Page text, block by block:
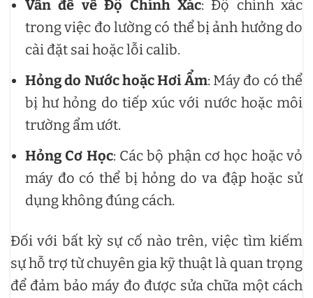
Vấn đề về Độ Chính Xác: Độ chính xác
trong việc đo lường có thể bị ảnh hưởng do
cài đặt sai hoặc lỗi calib.
Hỏng do Nước hoặc Hơi Ẩm: Máy đo có thể
bị hư hỏng do tiếp xúc với nước hoặc môi
trường ẩm ướt.
Hỏng Cơ Học: Các bộ phận cơ học hoặc vỏ
máy đo có thể bị hỏng do va đập hoặc sử
dụng không đúng cách.
Đối với bất kỳ sự cố nào trên, việc tìm kiếm
sự hỗ trợ từ chuyên gia kỹ thuật là quan trọng
để đảm bảo máy đo được sửa chữa một cách